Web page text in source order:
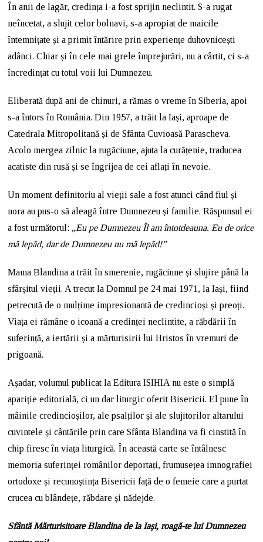
În anii de lagăr, credința i-a fost sprijin neclintit. S-a rugat
neîncetat, a slujit celor bolnavi, s-a apropiat de maicile
întemnițate și a primit întărire prin experiențe duhovnicești
adânci. Chiar și în cele mai grele împrejurări, nu a cârtit, ci s-a
încredințat cu totul voii lui Dumnezeu.
Eliberată după ani de chinuri, a rămas o vreme în Siberia, apoi
s-a întors în România. Din 1957, a trăit la Iași, aproape de
Catedrala Mitropolitană și de Sfânta Cuvioasă Parascheva.
Acolo mergea zilnic la rugăciune, ajuta la curățenie, traducea
acatiste din rusă și se îngrijea de cei aflați în nevoie.
Un moment definitoriu al vieții sale a fost atunci când fiul și
nora au pus-o să aleagă între Dumnezeu și familie. Răspunsul ei
a fost următorul: „Eu pe Dumnezeu Îl am întotdeauna. Eu de orice
mă lepăd, dar de Dumnezeu nu mă lepăd!”
Mama Blandina a trăit în smerenie, rugăciune și slujire până la
sfârșitul vieții. A trecut la Domnul pe 24 mai 1971, la Iași, fiind
petrecută de o mulțime impresionantă de credincioși și preoți.
Viața ei rămâne o icoană a credinței neclintite, a răbdării în
suferință, a iertării și a mărturisirii lui Hristos în vremuri de
prigoană.
Așadar, volumul publicat la Editura ISIHIA nu este o simplă
apariție editorială, ci un dar liturgic oferit Bisericii. El pune în
mâinile credincioșilor, ale psalților și ale slujitorilor altarului
cuvintele și cântările prin care Sfânta Blandina va fi cinstită în
chip firesc în viața liturgică. În această carte se întâlnesc
memoria suferinței românilor deportați, frumusețea imnografiei
ortodoxe și recunoștința Bisericii față de o femeie care a purtat
crucea cu blândețe, răbdare și nădejde.
Sfântă Mărturisitoare Blandina de la Iași, roagă-te lui Dumnezeu